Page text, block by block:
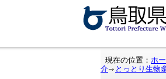
現在の位置： ホ
介
とっとり生物